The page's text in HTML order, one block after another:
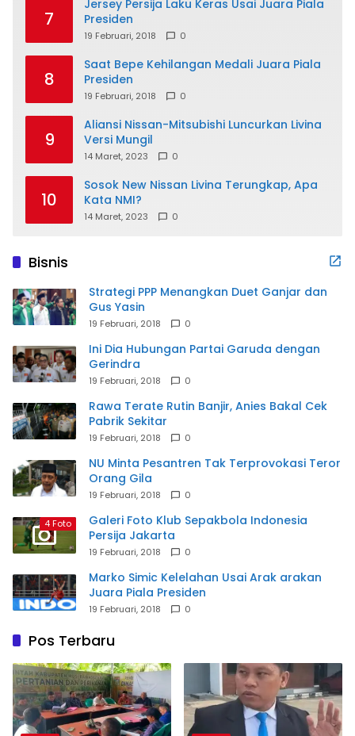
7
Jersey Persija Laku Keras Usai Juara Piala
Presiden
19 Februari, 2018 0
8
Saat Bepe Kehilangan Medali Juara Piala
Presiden
19 Februari, 2018 0
9
Aliansi Nissan-Mitsubishi Luncurkan Livina
Versi Mungil
14 Maret, 2023 0
10
Sosok New Nissan Livina Terungkap, Apa
Kata NMI?
14 Maret, 2023 0
Bisnis
Strategi PPP Menangkan Duet Ganjar dan
Gus Yasin
19 Februari, 2018 0
Ini Dia Hubungan Partai Garuda dengan
Gerindra
19 Februari, 2018 0
Rawa Terate Rutin Banjir, Anies Bakal Cek
Pabrik Sekitar
19 Februari, 2018 0
NU Minta Pesantren Tak Terprovokasi Teror
Orang Gila
19 Februari, 2018 0
4 Foto
Galeri Foto Klub Sepakbola Indonesia
Persija Jakarta
19 Februari, 2018 0
Marko Simic Kelelahan Usai Arak arakan
Juara Piala Presiden
19 Februari, 2018 0
Pos Terbaru